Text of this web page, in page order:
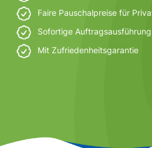
Faire Pauschalpreise für
Sofortige
Mit Zufriedenheitsgarantie